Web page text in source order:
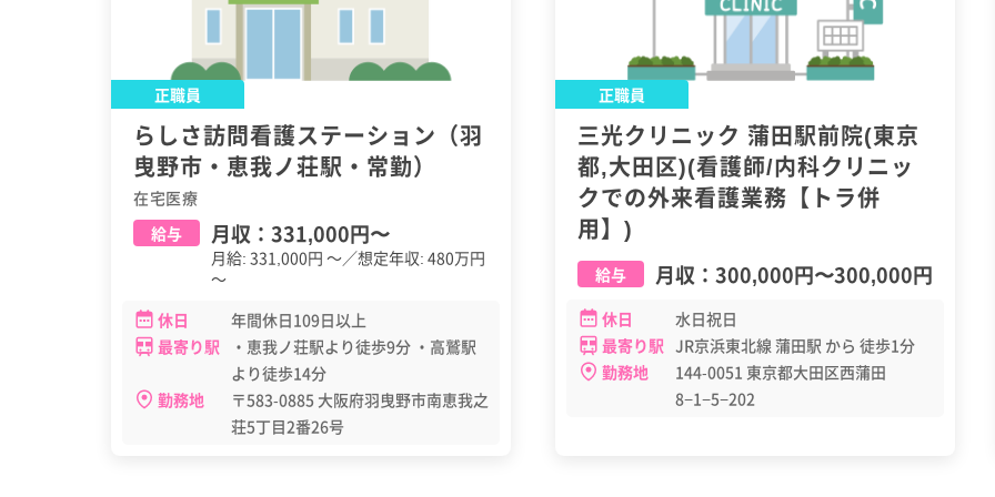
正職員
らしさ訪問看護ステーション（羽
曳野市・恵我ノ荘駅・常勤）
在宅医療
給与
月収： 331,000円〜
月給: 331,000円 ～／想定年収: 480万円
～
休日
年間休日109日以上
最寄り駅
・恵我ノ荘駅より徒歩9分 ・高鷲駅
より徒歩14分
勤務地
〒583-0885 大阪府羽曳野市南恵我之
荘5丁目2番26号
正職員
三光クリニック 蒲田駅前院(東京
都,大田区)(看護師/内科クリニッ
クでの外来看護業務【トラ併
用】)
給与 月収： 300,000円〜300,000円
休日
水日祝日
最寄り駅 JR京浜東北線 蒲田駅 から 徒歩1分
勤務地
144-0051 東京都大田区西蒲田
8−1−5−202